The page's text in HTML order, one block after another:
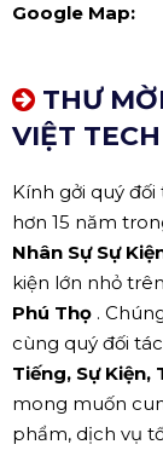
Google Map:
THƯ
VIỆT TECH
Kính gởi quý đối
hơn 15 năm
Nhân Sự Sự
kiện lớn nhỏ
Phú Thọ .
cùng quý đối
Tiếng, Sự Kiện,
mong muốn
phẩm, dịch vụ